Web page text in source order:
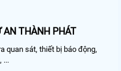
AN THÀNH PHÁT
quan sát, thiết bị báo động,
...